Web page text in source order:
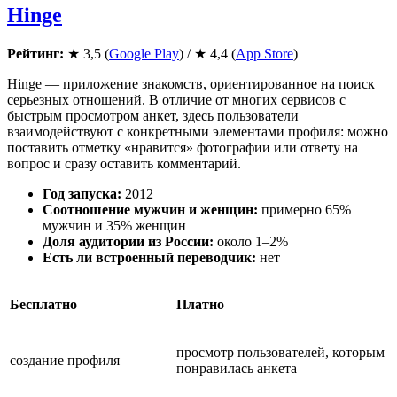
Hinge
Рейтинг: ★ 3,5 (Google Play) / ★ 4,4 (App Store)
Hinge — приложение знакомств, ориентированное на поиск
серьезных отношений. В отличие от многих сервисов с
быстрым просмотром анкет, здесь пользователи
взаимодействуют с конкретными элементами профиля: можно
поставить отметку «нравится» фотографии или ответу на
вопрос и сразу оставить комментарий.
Год запуска: 2012
Соотношение мужчин и женщин: примерно 65%
мужчин и 35% женщин
Доля аудитории из России: около 1–2%
Есть ли встроенный переводчик: нет
Бесплатно Платно
создание профиля
просмотр пользователей, которым
понравилась анкета